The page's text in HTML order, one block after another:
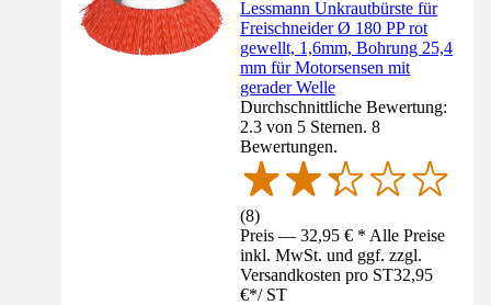
Lessmann Unkrautbürste für
Freischneider Ø 180 PP rot
gewellt, 1,6mm, Bohrung 25,4
mm für Motorsensen mit
gerader Welle
Durchschnittliche Bewertung:
2.3 von 5 Sternen. 8
Bewertungen.
(8)
Preis — 32,95 € * Alle Preise
inkl. MwSt. und ggf. zzgl.
Versandkosten pro ST32,95
€*/ ST